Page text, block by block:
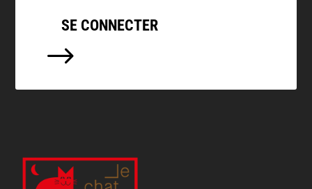
SE CONNECTER
$